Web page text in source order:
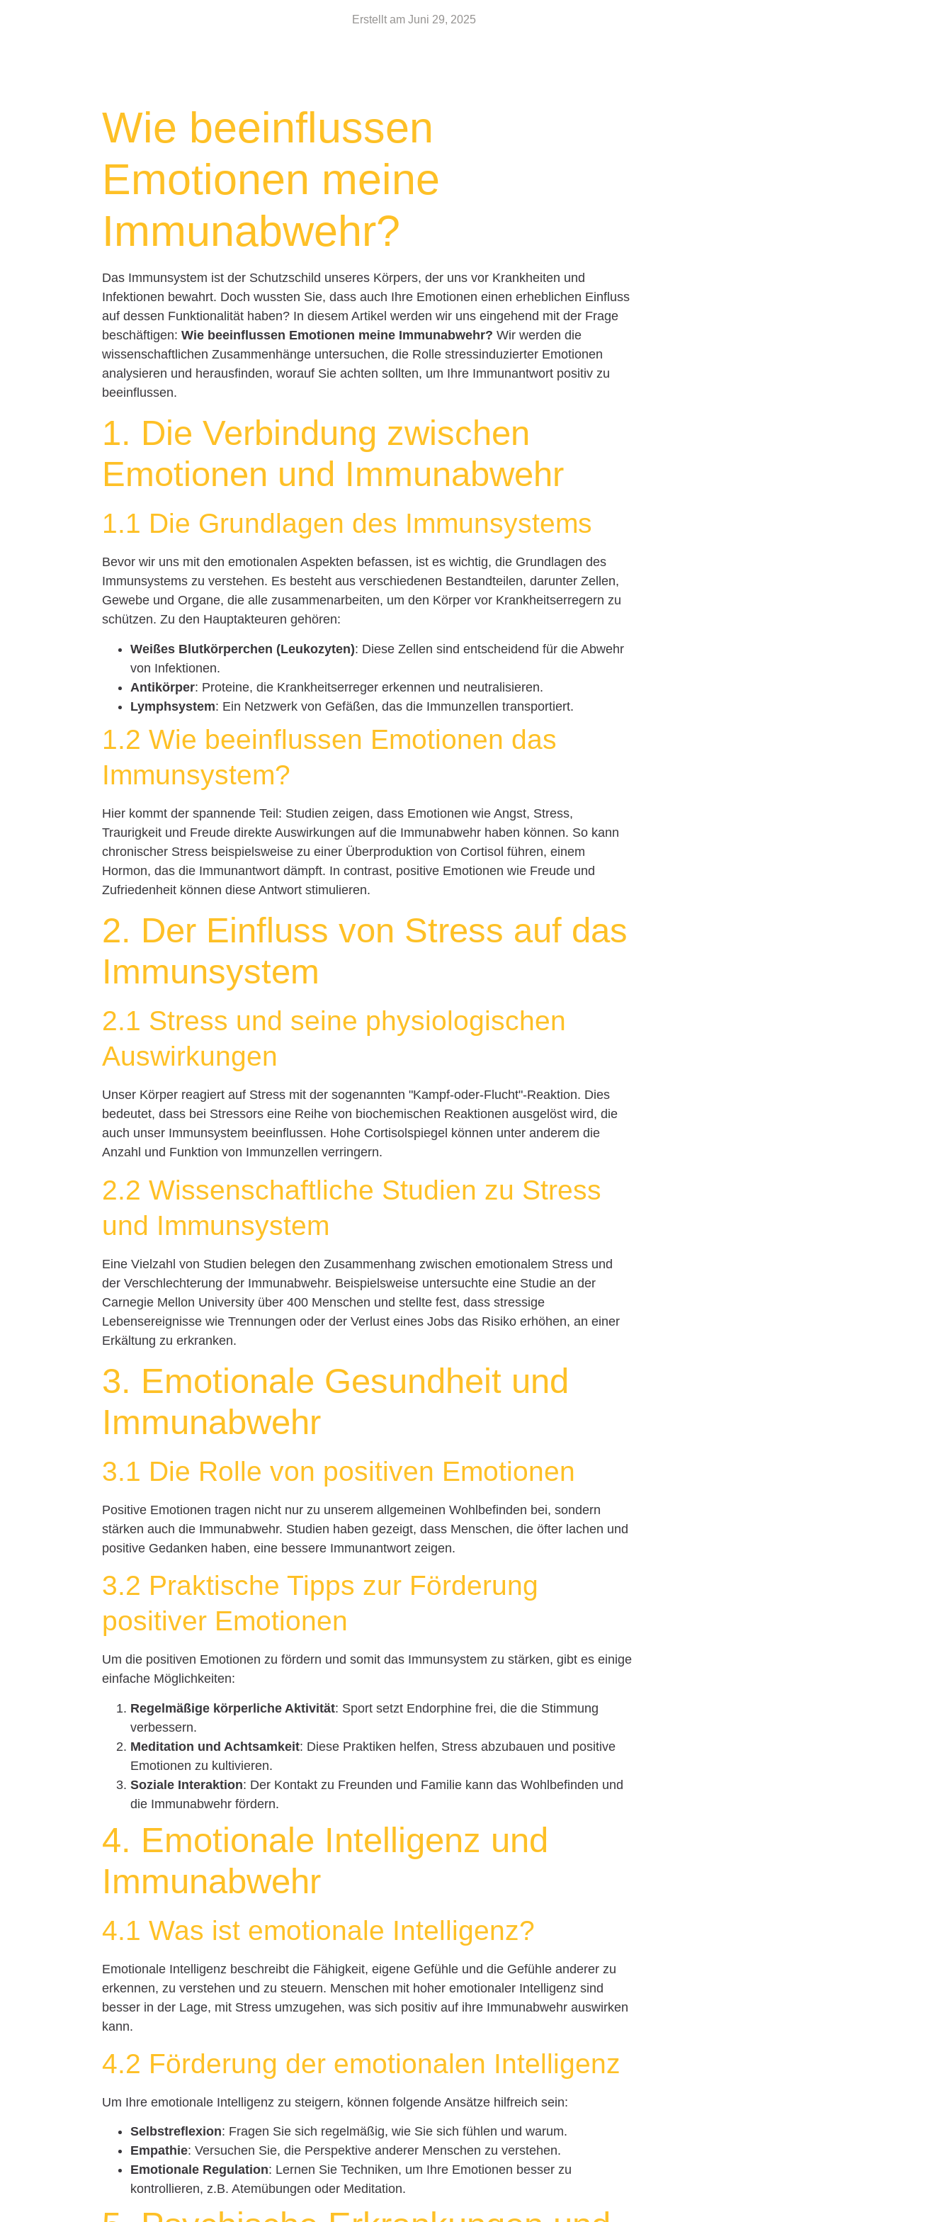
Erstellt am Juni 29, 2025
Wie beeinflussen
Emotionen meine
Immunabwehr?
Das Immunsystem ist der Schutzschild unseres Körpers, der uns vor Krankheiten und
Infektionen bewahrt. Doch wussten Sie, dass auch Ihre Emotionen einen erheblichen Einfluss
auf dessen Funktionalität haben? In diesem Artikel werden wir uns eingehend mit der Frage
beschäftigen:Wie beeinflussen Emotionen meine Immunabwehr? Wir werden die
wissenschaftlichen Zusammenhänge untersuchen, die Rolle stressinduzierter Emotionen
analysieren und herausfinden, worauf Sie achten sollten, um Ihre Immunantwort positiv zu
beeinflussen.
1. Die Verbindung zwischen
Emotionen und Immunabwehr
1.1 Die Grundlagen des Immunsystems
Bevor wir uns mit den emotionalen Aspekten befassen, ist es wichtig, die Grundlagen des
Immunsystems zu verstehen. Es besteht aus verschiedenen Bestandteilen, darunter Zellen,
Gewebe und Organe, die alle zusammenarbeiten, um den Körper vor Krankheitserregern zu
schützen. Zu den Hauptakteuren gehören:
Weißes Blutkörperchen (Leukozyten): Diese Zellen sind entscheidend für die Abwehr
von Infektionen.
Antikörper: Proteine, die Krankheitserreger erkennen und neutralisieren.
Lymphsystem: Ein Netzwerk von Gefäßen, das die Immunzellen transportiert.
1.2 Wie beeinflussen Emotionen das
Immunsystem?
Hier kommt der spannende Teil: Studien zeigen, dass Emotionen wie Angst, Stress,
Traurigkeit und Freude direkte Auswirkungen auf die Immunabwehr haben können. So kann
chronischer Stress beispielsweise zu einer Überproduktion von Cortisol führen, einem
Hormon, das die Immunantwort dämpft. In contrast, positive Emotionen wie Freude und
Zufriedenheit können diese Antwort stimulieren.
2. Der Einfluss von Stress auf das
Immunsystem
2.1 Stress und seine physiologischen
Auswirkungen
Unser Körper reagiert auf Stress mit der sogenannten "Kampf-oder-Flucht"-Reaktion. Dies
bedeutet, dass bei Stressors eine Reihe von biochemischen Reaktionen ausgelöst wird, die
auch unser Immunsystem beeinflussen. Hohe Cortisolspiegel können unter anderem die
Anzahl und Funktion von Immunzellen verringern.
2.2 Wissenschaftliche Studien zu Stress
und Immunsystem
Eine Vielzahl von Studien belegen den Zusammenhang zwischen emotionalem Stress und
der Verschlechterung der Immunabwehr. Beispielsweise untersuchte eine Studie an der
Carnegie Mellon University über 400 Menschen und stellte fest, dass stressige
Lebensereignisse wie Trennungen oder der Verlust eines Jobs das Risiko erhöhen, an einer
Erkältung zu erkranken.
3. Emotionale Gesundheit und
Immunabwehr
3.1 Die Rolle von positiven Emotionen
Positive Emotionen tragen nicht nur zu unserem allgemeinen Wohlbefinden bei, sondern
stärken auch die Immunabwehr. Studien haben gezeigt, dass Menschen, die öfter lachen und
positive Gedanken haben, eine bessere Immunantwort zeigen.
3.2 Praktische Tipps zur Förderung
positiver Emotionen
Um die positiven Emotionen zu fördern und somit das Immunsystem zu stärken, gibt es einige
einfache Möglichkeiten:
Regelmäßige körperliche Aktivität: Sport setzt Endorphine frei, die die Stimmung
verbessern.
Meditation und Achtsamkeit: Diese Praktiken helfen, Stress abzubauen und positive
Emotionen zu kultivieren.
Soziale Interaktion: Der Kontakt zu Freunden und Familie kann das Wohlbefinden und
die Immunabwehr fördern.
4. Emotionale Intelligenz und
Immunabwehr
4.1 Was ist emotionale Intelligenz?
Emotionale Intelligenz beschreibt die Fähigkeit, eigene Gefühle und die Gefühle anderer zu
erkennen, zu verstehen und zu steuern. Menschen mit hoher emotionaler Intelligenz sind
besser in der Lage, mit Stress umzugehen, was sich positiv auf ihre Immunabwehr auswirken
kann.
4.2 Förderung der emotionalen Intelligenz
Um Ihre emotionale Intelligenz zu steigern, können folgende Ansätze hilfreich sein:
Selbstreflexion: Fragen Sie sich regelmäßig, wie Sie sich fühlen und warum.
Empathie: Versuchen Sie, die Perspektive anderer Menschen zu verstehen.
Emotionale Regulation: Lernen Sie Techniken, um Ihre Emotionen besser zu
kontrollieren, z.B. Atemübungen oder Meditation.